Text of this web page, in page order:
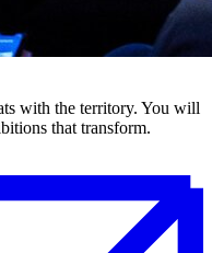
with the territory. You will
that transform.